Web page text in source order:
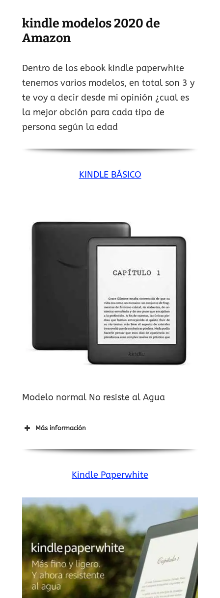
kindle modelos 2020 de
Amazon
Dentro de los ebook kindle paperwhite
tenemos varios modelos, en total son 3 y
te voy a decir desde mi opinión ¿cual es
la mejor obción para cada tipo de
persona según la edad
KINDLE BÁSICO
Modelo normal No resiste al Agua
Más información
Kindle Paperwhite